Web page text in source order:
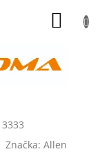
Značka: Allen